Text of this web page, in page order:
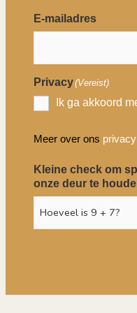
E-mailadres
Privacy(Vereist)
Ik ga akkoord
Meer over ons
Kleine check om
onze deur te